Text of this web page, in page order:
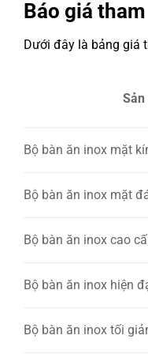
Báo giá
Dưới đây là bảng giá
Sản
Bộ bàn ăn inox mặt
Bộ bàn ăn inox mặt
Bộ bàn ăn inox cao
Bộ bàn ăn inox hiện
Bộ bàn ăn inox tối